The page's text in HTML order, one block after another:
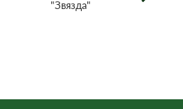
"Звязда"